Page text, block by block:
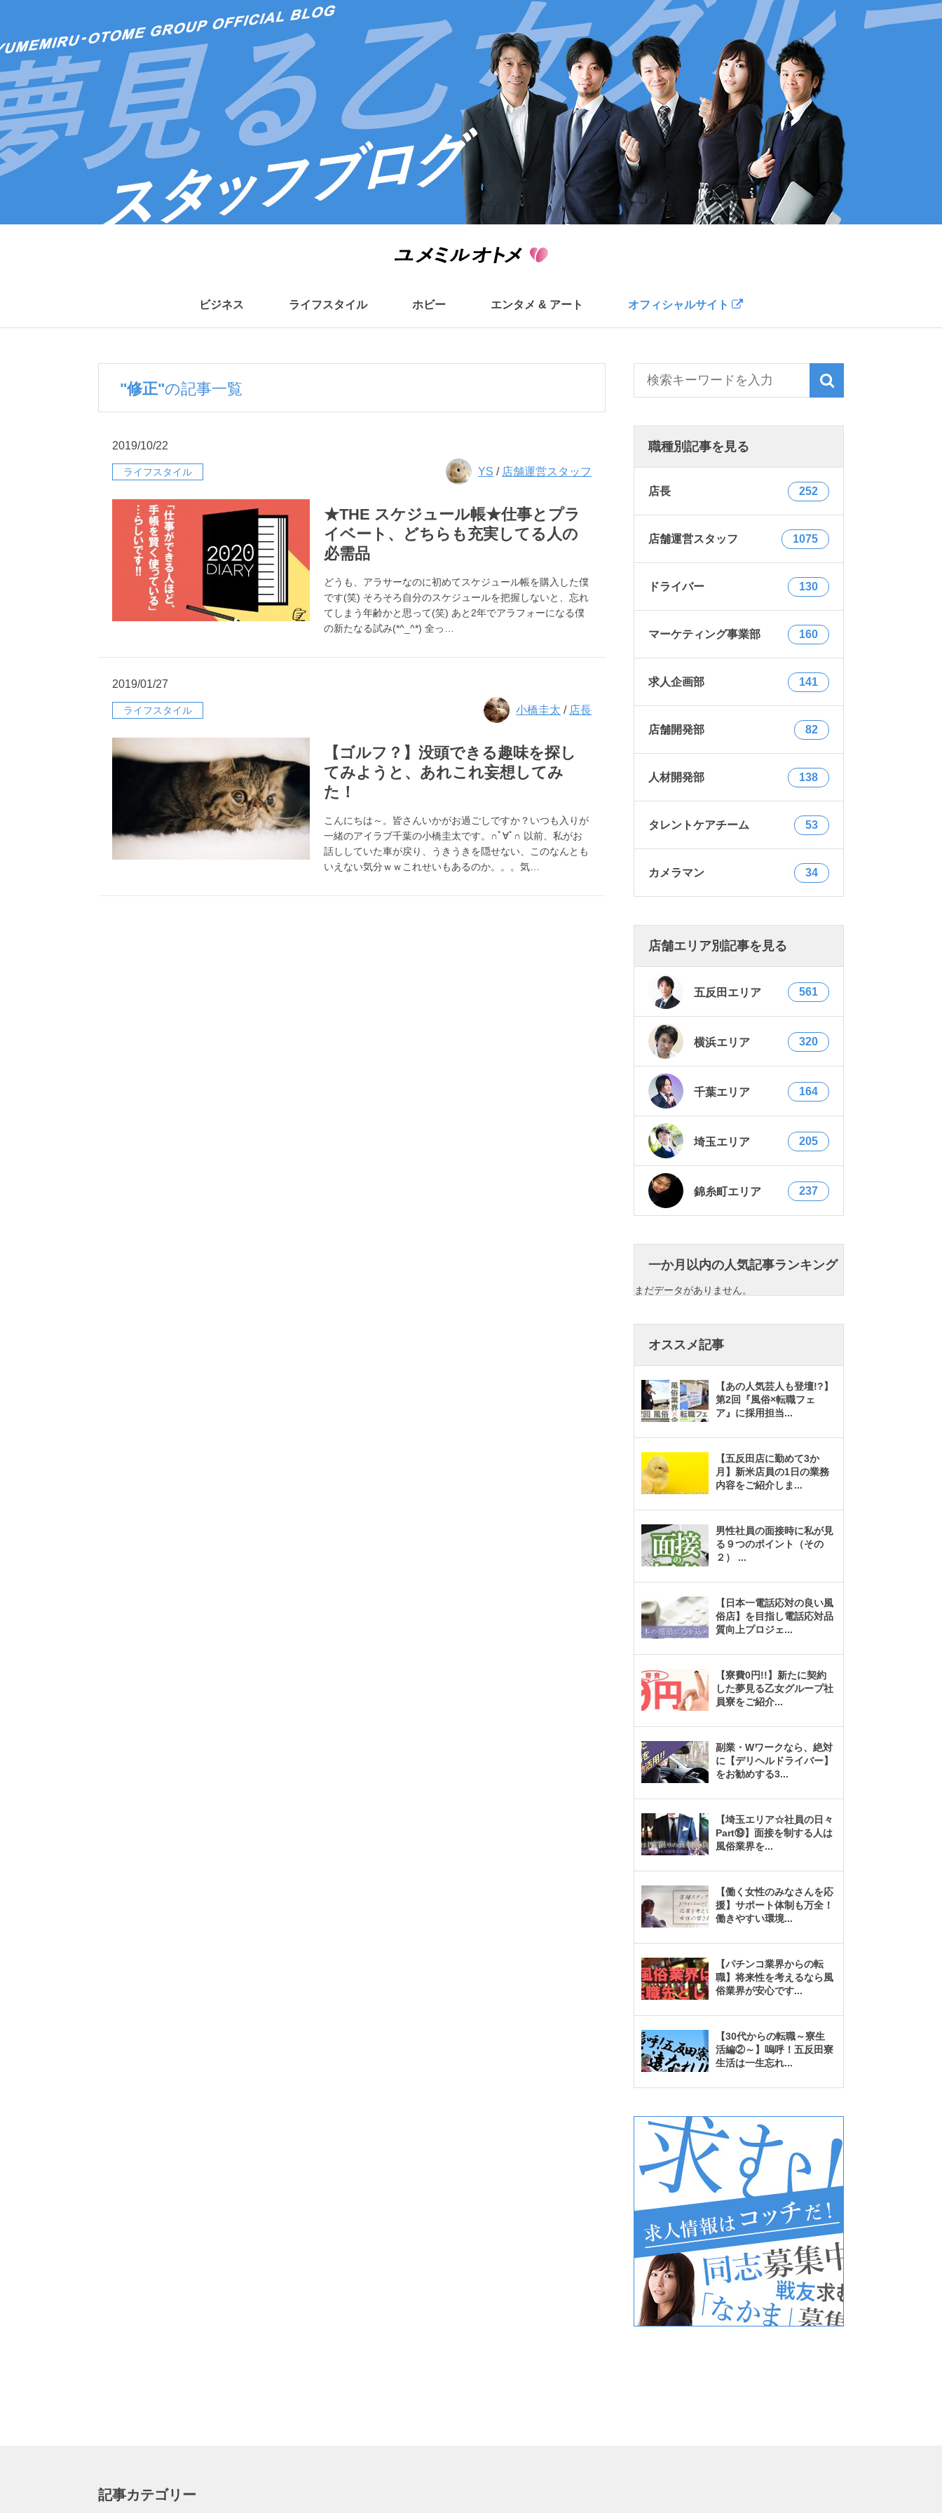
ビジネス ライフスタイル ホビー エンタメ & アート オフィシャルサイト
"修正"の記事一覧
2019/10/22
ライフスタイル YS / 店舗運営スタッフ
★THE スケジュール帳★仕事とプラ
イベート、どちらも充実してる人の
必需品
どうも、アラサーなのに初めてスケジュール帳を購入した僕
です(笑) そろそろ自分のスケジュールを把握しないと、忘れ
てしまう年齢かと思って(笑) あと2年でアラフォーになる僕
の新たなる試み(*^_^*) 全っ…
2019/01/27
ライフスタイル 小橋圭太 / 店長
【ゴルフ？】没頭できる趣味を探し
てみようと、あれこれ妄想してみ
た！
こんにちは～。皆さんいかがお過ごしですか？いつも入りが
一緒のアイラブ千葉の小橋圭太です。∩ﾟ∀ﾟ∩ 以前、私がお
話ししていた車が戻り、うきうきを隠せない、このなんとも
いえない気分ｗｗこれせいもあるのか。。。気…
職種別記事を見る
店長 252
店舗運営スタッフ 1075
ドライバー 130
マーケティング事業部 160
求人企画部 141
店舗開発部 82
人材開発部 138
タレントケアチーム 53
カメラマン 34
店舗エリア別記事を見る
五反田エリア 561
横浜エリア 320
千葉エリア 164
埼玉エリア 205
錦糸町エリア 237
一か月以内の人気記事ランキング
まだデータがありません。
オススメ記事
【あの人気芸人も登壇!?】
第2回『風俗×転職フェ
ア』に採用担当...
【五反田店に勤めて3か
月】新米店員の1日の業務
内容をご紹介しま ...
男性社員の面接時に私が見
る９つのポイント（その
２） ...
【日本一電話応対の良い風
俗店】を目指し電話応対品
質向上プロジェ...
【寮費0円!!】新たに契約
した夢見る乙女グループ社
員寮をご紹介...
副業・Wワークなら、絶対
に【デリヘルドライバー】
をお勧めする3...
【埼玉エリア☆社員の日々
Part⑲】面接を制する人は
風俗業界を...
【働く女性のみなさんを応
援】サポート体制も万全！
働きやすい環境...
【パチンコ業界からの転
職】将来性を考えるなら風
俗業界が安心です...
【30代からの転職～寮生
活編②～】嗚呼！五反田寮
生活は一生忘れ...
記事カテゴリー